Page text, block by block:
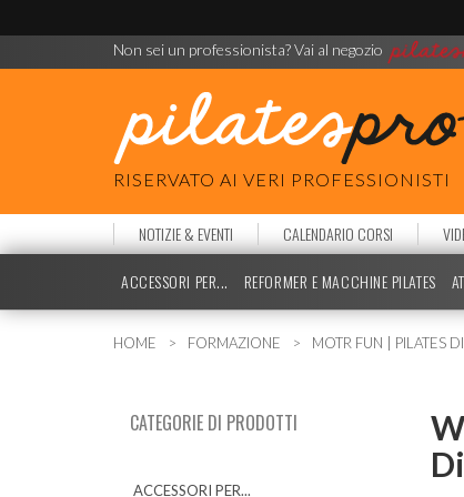
Non sei un professionista? Vai al negozio
RISERVATO AI VERI PROFESSIONISTI
NOTIZIE & EVENTI CALENDARIO CORSI
ACCESSORI PER... REFORMER E MACCHINE PILATES
HOME FORMAZIONE MOTR FUN | PILATES
CATEGORIE DI PRODOTTI
ACCESSORI PER...